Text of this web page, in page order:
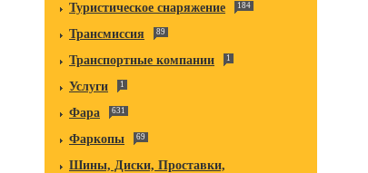
Туристическое снаряжение 184
Трансмиссия 89
Транспортные компании 1
Услуги 1
Фара 631
Фаркопы 69
Шины, Диски, Проставки,